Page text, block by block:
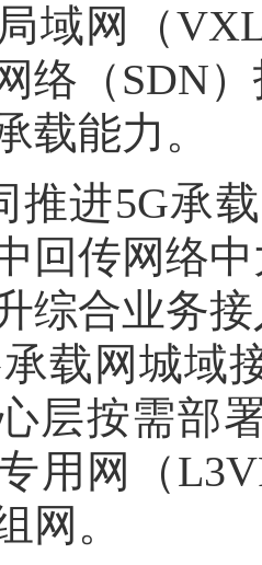
域网（
络（SDN
载能力。
推进5G承
回传网络
综合业务
载网城域
层按需部
用网（
网。